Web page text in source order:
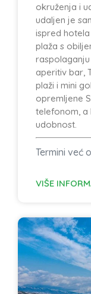
okruženja i
udaljen je
ispred
plaža s
aperitiv bar,
plaži i mini
opremljene
telefonom, a
udobnost.
Termini već
VIŠE